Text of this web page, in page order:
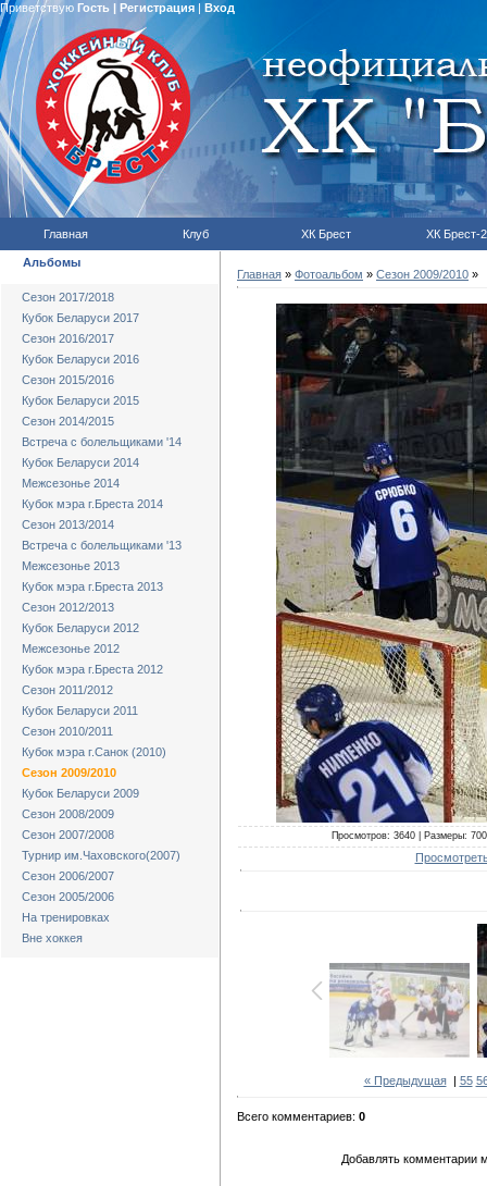
Приветствую Гость | Регистрация| Вход
Главная Клуб ХК Брест ХК Брест-2
Альбомы
Сезон 2017/2018
Кубок Беларуси 2017
Сезон 2016/2017
Кубок Беларуси 2016
Сезон 2015/2016
Кубок Беларуси 2015
Сезон 2014/2015
Встреча с болельщиками '14
Кубок Беларуси 2014
Межсезонье 2014
Кубок мэра г.Бреста 2014
Сезон 2013/2014
Встреча с болельщиками '13
Межсезонье 2013
Кубок мэра г.Бреста 2013
Сезон 2012/2013
Кубок Беларуси 2012
Межсезонье 2012
Кубок мэра г.Бреста 2012
Сезон 2011/2012
Кубок Беларуси 2011
Сезон 2010/2011
Кубок мэра г.Санок (2010)
Сезон 2009/2010
Кубок Беларуси 2009
Сезон 2008/2009
Сезон 2007/2008
Турнир им.Чаховского(2007)
Сезон 2006/2007
Сезон 2005/2006
На тренировках
Вне хоккея
Главная » Фотоальбом » Сезон 2009/2010 »
Просмотров: 3640 | Размеры:
« Предыдущая| 55
Всего комментариев: 0
Добавлять комментарии